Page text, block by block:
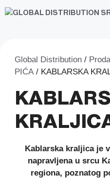
Skip
to
Global Distribution /
PIĆA / KABLARSKA
Kablarska kraljica je
napravljena u srcu
regiona, poznatog